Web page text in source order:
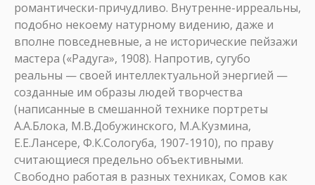
романтически-причудливо. Внутренне-ирреальны,
подобно некоему натурному видению, даже и
вполне повседневные, а не исторические пейзажи
мастера («Радуга», 1908). Напротив, сугубо
реальны — своей интеллектуальной энергией —
созданные им образы людей творчества
(написанные в смешанной технике портреты
А.А.Блока, М.В.Добужинского, М.А.Кузмина,
Е.Е.Лансере, Ф.К.Сологуба, 1907-1910), по праву
считающиеся предельно объективными.
Свободно работая в разных техниках, Сомов как